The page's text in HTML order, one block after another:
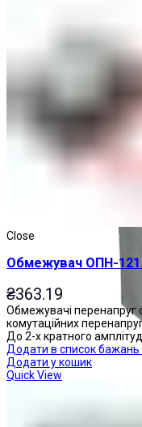
Close
Обмежувач ОПН-121
₴363.19
Обмежувачі перенапруг
комутаційних
До 2-х кратного
Додати в список бажань
Додати у кошик
Quick View